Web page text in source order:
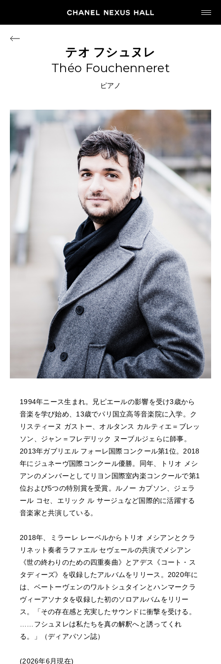
MY CHANEL NEXUS
HOME
PROGRAM
2026
ARCHIVE
NEWS
FEATURED
ABOUT US
テオ フシュヌレ
Théo Fouchenneret
ピアノ
1994年ニース生まれ。兄ピエールの影響を受け3歳から
音楽を学び始め、13歳でパリ国立高等音楽院に入学。ク
リスティーヌ ガストー、オルタンス カルティエ＝ブレッ
ソン、ジャン＝フレデリック ヌーブルジェらに師事。
2013年ガブリエル フォーレ国際コンクール第1位。2018
年にジュネーヴ国際コンクール優勝。同年、トリオ メシ
アンのメンバーとしてリヨン国際室内楽コンクールで第1
位および5つの特別賞を受賞。ルノー カプソン、ジェラ
ール コセ、エリック ル サージュなど国際的に活躍する
音楽家と共演している。
2018年、ミラーレ レーベルからトリオ メシアンとクラ
リネット奏者ラファエル セヴェールの共演でメシアン
《世の終わりのための四重奏曲》とアデス《コート・ス
タディーズ》を収録したアルバムをリリース。2020年に
は、ベートーヴェンのワルトシュタインとハンマークラ
ヴィーアソナタを収録した初のソロアルバムをリリー
ス。「その存在感と充実したサウンドに衝撃を受ける。
……フシュヌレは私たちを真の解釈へと誘ってくれ
る。」（ディアパソン誌）
(2026年6月現在)